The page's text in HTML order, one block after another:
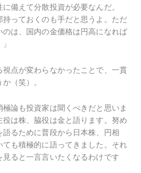
備えて分散投資が必要なんだ。
持っておくのも手だと思うよ。ただ
のは、国内の金価格は円高になれば
点が変わらなかったことで、一貫
（笑）。
論も投資家は聞くべきだと思いま
は株、脇役は金と語ります。努め
るために普段から日本株、円相
も積極的に語ってきました。それ
ると一言言いたくなるわけです